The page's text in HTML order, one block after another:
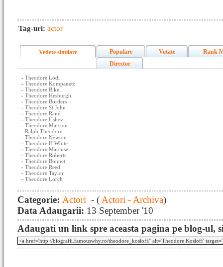
Tag-uri: actor
Vedete similare Populare Votate
Rank
Director
- Theodore Lodi
- Theodore Kompanetz
- Theodore Bikel
- Theodore Hesburgh
- Theodore Borders
- Theodore St John
- Theodore Rand
- Theodore Ushev
- Theodore Marston
- Ralph Theodore
- Theodore Newton
- Theodore H White
- Theodore Marcuse
- Theodore Roberts
- Theodore Bonnet
- Theodore Reed
- Theodore Taylor
- Theodore Lorch
Categorie: Actori - ( Actori - Archiva)
Data Adaugarii: 13 September '10
Adaugati un link spre aceasta pagina pe blog-ul,